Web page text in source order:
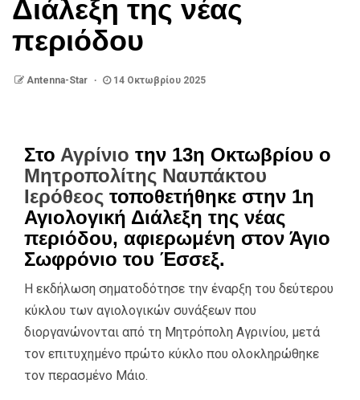
Διάλεξη της νέας
περιόδου
Antenna-Star 14 Οκτωβρίου 2025
Στο Αγρίνιο την 13η Οκτωβρίου ο
Μητροπολίτης Ναυπάκτου
Ιερόθεος τοποθετήθηκε στην 1η
Αγιολογική Διάλεξη της νέας
περιόδου, αφιερωμένη στον Άγιο
Σωφρόνιο του Έσσεξ.
Η εκδήλωση σηματοδότησε την έναρξη του δεύτερου
κύκλου των αγιολογικών συνάξεων που
διοργανώνονται από τη Μητρόπολη Αγρινίου, μετά
τον επιτυχημένο πρώτο κύκλο που ολοκληρώθηκε
τον περασμένο Μάιο.